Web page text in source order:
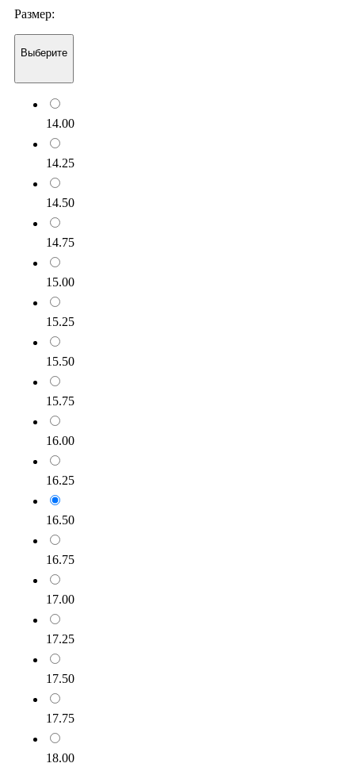
Размер:
Выберите
14.00
14.25
14.50
14.75
15.00
15.25
15.50
15.75
16.00
16.25
16.50
16.75
17.00
17.25
17.50
17.75
18.00